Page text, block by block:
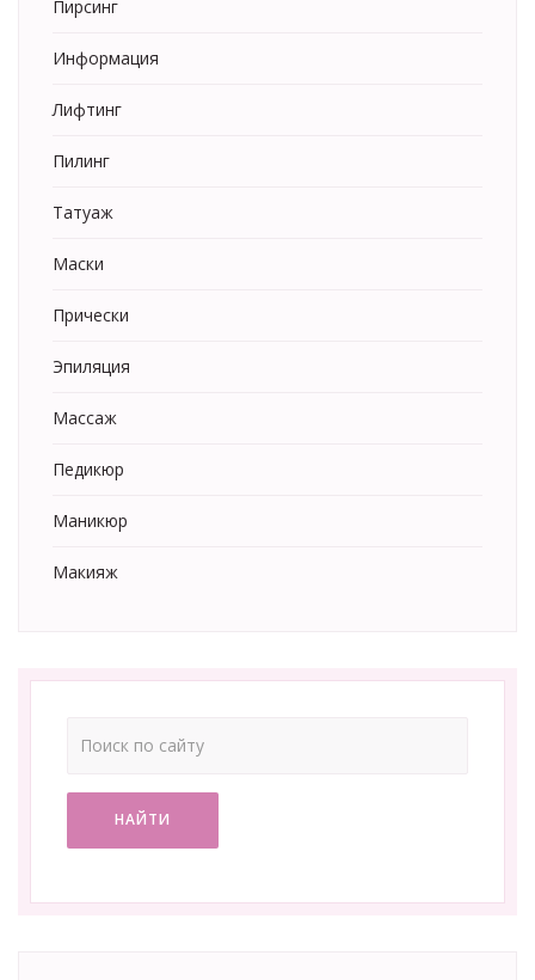
Пирсинг
Информация
Лифтинг
Пилинг
Татуаж
Маски
Прически
Эпиляция
Массаж
Педикюр
Маникюр
Макияж
НАЙТИ